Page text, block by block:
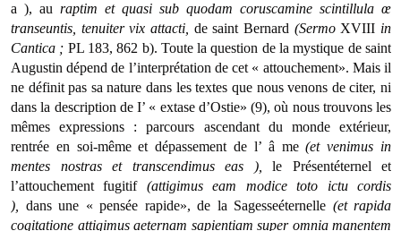
a ), au raptim et quasi sub quodam coruscamine scintillula œ
transeuntis, tenuiter vix attacti, de saint Bernard (Sermo XVIII in
Cantica ; PL 183, 862 b). Toute la question de la mystique de saint
Augustin dépend de l’interprétation de cet « attouchement». Mais il
ne définit pas sa nature dans les textes que nous venons de citer, ni
dans la description de I’ « extase d’Ostie» (9), où nous trouvons les
mêmes expressions : parcours ascen­dant du monde extérieur,
rentrée en soi-même et dépasse­ment de l’ â me(et venimus in
mentes nostras et transcendimus eas ), le Présentéternel et
l’attouchement fugitif (attigimus eam modice toto ictu cordis
), dans une « pensée rapi­de», de la Sagesseéternelle (et rapida
cogitatione attigimus aeternam sapientiam super omnia manentem